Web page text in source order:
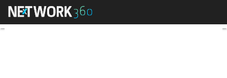
Reti sottomarine, a